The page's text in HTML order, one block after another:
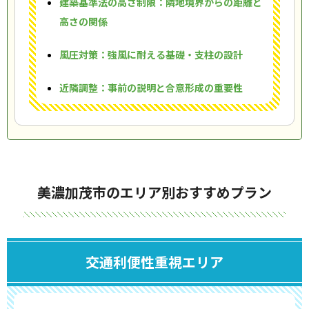
高さの関係
風圧対策：強風に耐える基礎・支柱の設計
近隣調整：事前の説明と合意形成の重要性
美濃加茂市のエリア別おすすめプラン
交通利便性重視エリア